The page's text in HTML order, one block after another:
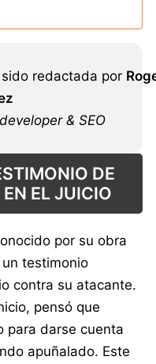
redactada por
& SEO
DE
EL JUICIO
por su obra
testimonio
contra su atacante.
pensó que
para darse cuenta
apuñalado. Este